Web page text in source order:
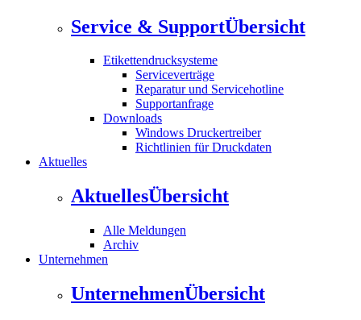
Service & SupportÜbersicht
Etikettendrucksysteme
Serviceverträge
Reparatur und Servicehotline
Supportanfrage
Downloads
Windows Druckertreiber
Richtlinien für Druckdaten
Aktuelles
AktuellesÜbersicht
Alle Meldungen
Archiv
Unternehmen
UnternehmenÜbersicht